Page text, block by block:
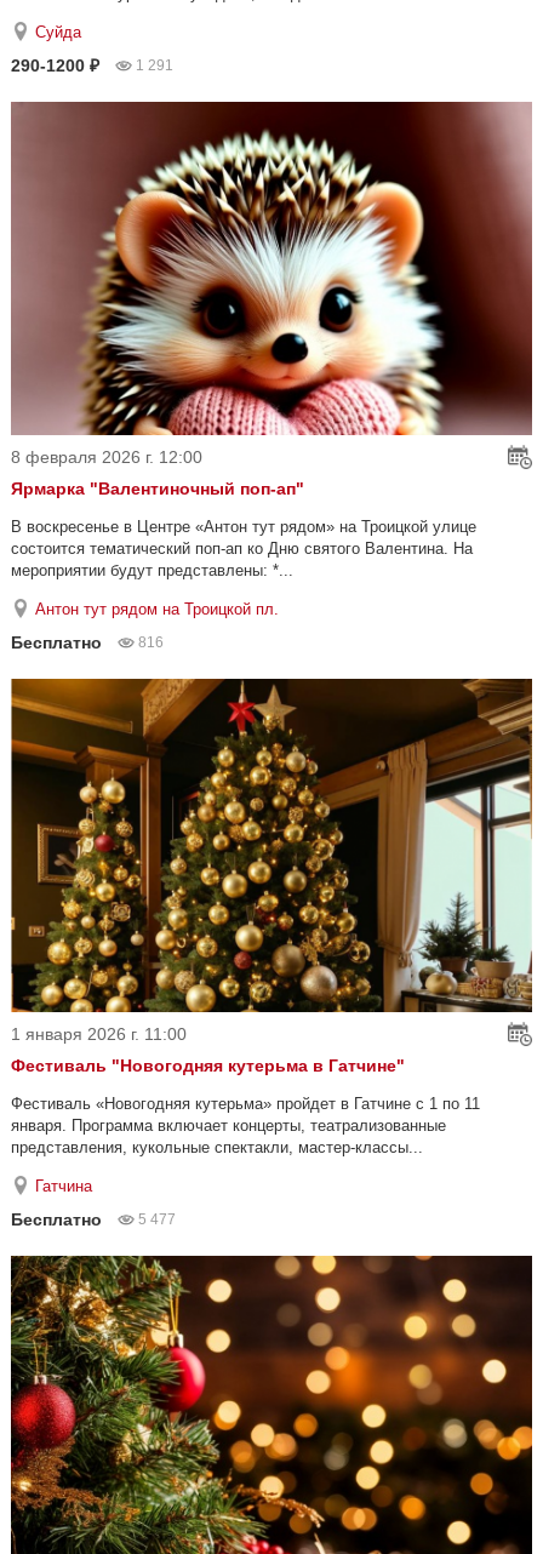
Суйда
290-1200 ₽ 1 291
8 февраля 2026 г. 12:00
Ярмарка "Валентиночный поп-ап"
В воскресенье в Центре «Антон тут рядом» на Троицкой улице
состоится тематический поп-ап ко Дню святого Валентина. На
мероприятии будут представлены: *...
Антон тут рядом на Троицкой пл.
Бесплатно 816
1 января 2026 г. 11:00
Фестиваль "Новогодняя кутерьма в Гатчине"
Фестиваль «Новогодняя кутерьма» пройдет в Гатчине с 1 по 11
января. Программа включает концерты, театрализованные
представления, кукольные спектакли, мастер-классы...
Гатчина
Бесплатно 5 477